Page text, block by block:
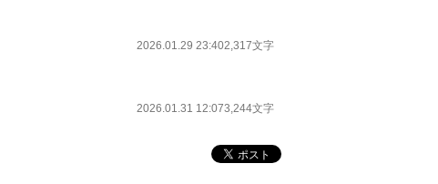
2026.01.29 23:402,317文字
2026.01.31 12:073,244文字